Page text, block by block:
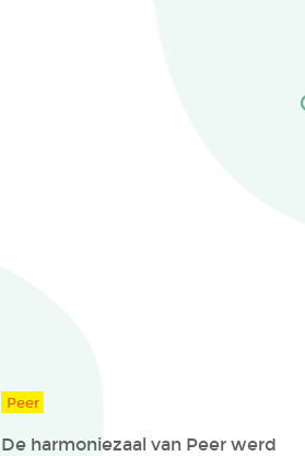
Peer
De harmoniezaal van Peer werd